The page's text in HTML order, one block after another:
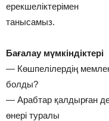
ерекшеліктерімен
танысамыз.
Бағалау мүмкіндіктері
— Көшпелілердің
болды?
— Арабтар қалдырған
өнері туралы